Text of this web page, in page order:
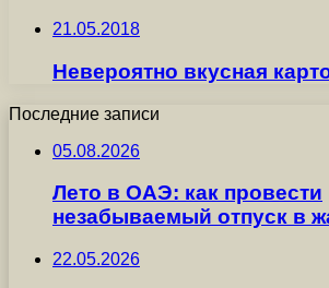
21.05.2018
Невероятно вкусная
Последние записи
05.08.2026
Лето в ОАЭ: как провести
незабываемый отпуск в
22.05.2026